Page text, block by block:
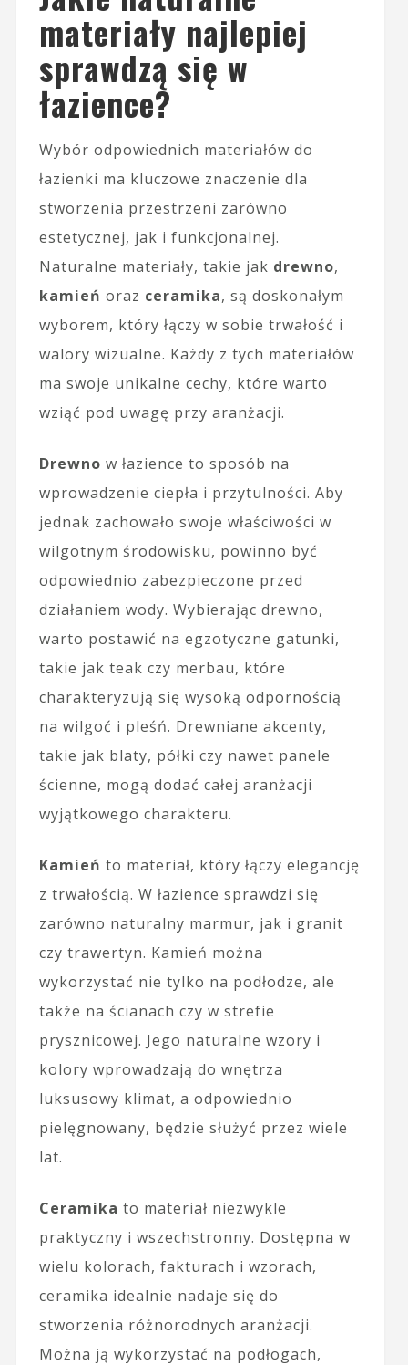
materiały najlepiej
sprawdzą się w
łazience?
Wybór odpowiednich materiałów do
łazienki ma kluczowe znaczenie dla
stworzenia przestrzeni zarówno
estetycznej, jak i funkcjonalnej.
Naturalne materiały, takie jak drewno,
kamień oraz ceramika, są doskonałym
wyborem, który łączy w sobie trwałość i
walory wizualne. Każdy z tych materiałów
ma swoje unikalne cechy, które warto
wziąć pod uwagę przy aranżacji.
Drewno w łazience to sposób na
wprowadzenie ciepła i przytulności. Aby
jednak zachowało swoje właściwości w
wilgotnym środowisku, powinno być
odpowiednio zabezpieczone przed
działaniem wody. Wybierając drewno,
warto postawić na egzotyczne gatunki,
takie jak teak czy merbau, które
charakteryzują się wysoką odpornością
na wilgoć i pleśń. Drewniane akcenty,
takie jak blaty, półki czy nawet panele
ścienne, mogą dodać całej aranżacji
wyjątkowego charakteru.
Kamień to materiał, który łączy elegancję
z trwałością. W łazience sprawdzi się
zarówno naturalny marmur, jak i granit
czy trawertyn. Kamień można
wykorzystać nie tylko na podłodze, ale
także na ścianach czy w strefie
prysznicowej. Jego naturalne wzory i
kolory wprowadzają do wnętrza
luksusowy klimat, a odpowiednio
pielęgnowany, będzie służyć przez wiele
lat.
Ceramika to materiał niezwykle
praktyczny i wszechstronny. Dostępna w
wielu kolorach, fakturach i wzorach,
ceramika idealnie nadaje się do
stworzenia różnorodnych aranżacji.
Można ją wykorzystać na podłogach,